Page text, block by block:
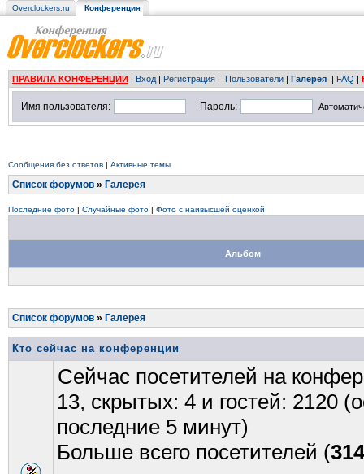
Overclockers.ru Конференция
ПРАВИЛА КОНФЕРЕНЦИИ | Вход | Регистрация | Пользователи | Галерея | FAQ |
Имя пользователя: Пароль:
Сообщения без ответов | Активные темы
Список форумов » Галерея
Последние фото | Случайные фото | Фото с наивысшей оценкой
Альбом
Список форумов » Галерея
Кто сейчас на конференции
Сейчас посетителей на
13, скрытых: 4 и гостей: 2120
последние 5 минут)
Больше всего посетителей (